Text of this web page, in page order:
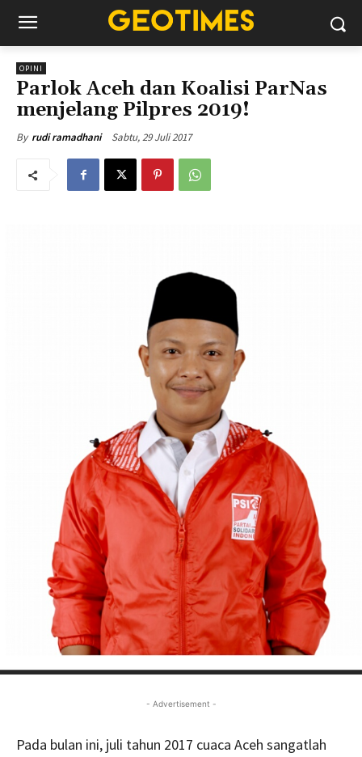
OPINI
Parlok Aceh dan Koalisi ParNas
menjelang Pilpres 2019!
By rudi ramadhani Sabtu, 29 Juli 2017
- Advertisement -
Pada bulan ini, juli tahun 2017 cuaca Aceh sangatlah